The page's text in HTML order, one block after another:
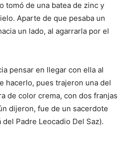
tomó de una batea de zinc y
Aparte de que pesaba un
un lado, al aga­rrarla por el
pensar en llegar con ella al
ha­cerlo, pues trajeron una del
de color crema, con dos franjas
dije­ron, fue de un sa­cerdote
Padre Leocadio Del Saz).